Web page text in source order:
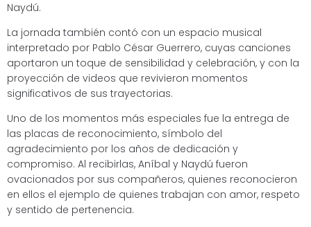
Naydú.
La jornada también contó con un espacio musical
interpretado por Pablo César Guerrero, cuyas canciones
aportaron un toque de sensibilidad y celebración, y con la
proyección de videos que revivieron momentos
significativos de sus trayectorias.
Uno de los momentos más especiales fue la entrega de
las placas de reconocimiento, símbolo del
agradecimiento por los años de dedicación y
compromiso. Al recibirlas, Aníbal y Naydú fueron
ovacionados por sus compañeros, quienes reconocieron
en ellos el ejemplo de quienes trabajan con amor, respeto
y sentido de pertenencia.